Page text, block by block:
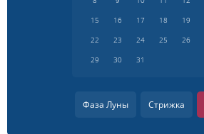
15
16 17 18 19
22
23 24 25 26
29
30 31
Фаза Луны Стрижка